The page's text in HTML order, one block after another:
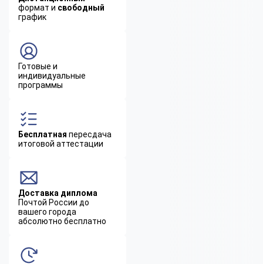
формат и свободный
график
Готовые и
индивидуальные
программы
Бесплатная пересдача
итоговой аттестации
Доставка диплома
Почтой России до
вашего города
абсолютно бесплатно